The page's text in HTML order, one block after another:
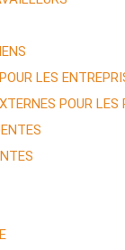
LES
POUR